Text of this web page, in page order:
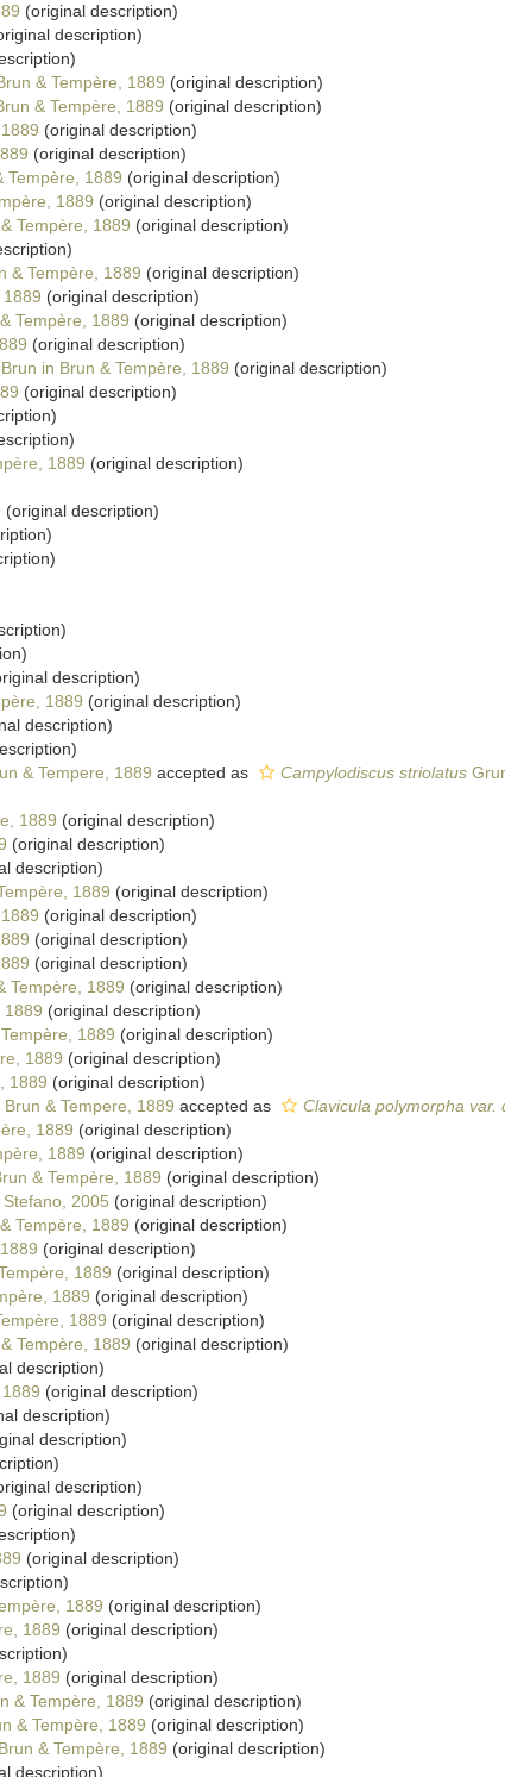
(original description)
description)
& Tempère, 1889 (original description)
& Tempère, 1889 (original description)
(original description)
(original description)
Tempère, 1889 (original description)
1889 (original description)
Tempère, 1889 (original description)
& Tempère, 1889 (original description)
(original description)
Tempère, 1889 (original description)
(original description)
in Brun & Tempère, 1889 (original description)
(original description)
1889 (original description)
(original description)
description)
1889 (original description)
description)
& Tempere, 1889 accepted as Campylodiscus striolatus
1889 (original description)
(original description)
description)
1889 (original description)
(original description)
(original description)
(original description)
Tempère, 1889 (original description)
1889 (original description)
1889 (original description)
1889 (original description)
1889 (original description)
& Tempere, 1889 accepted as Clavicula polymorpha var.
1889 (original description)
1889 (original description)
& Tempère, 1889 (original description)
2005 (original description)
Tempère, 1889 (original description)
(original description)
1889 (original description)
1889 (original description)
1889 (original description)
Tempère, 1889 (original description)
description)
(original description)
description)
description)
description)
(original description)
(original description)
1889 (original description)
1889 (original description)
1889 (original description)
& Tempère, 1889 (original description)
& Tempère, 1889 (original description)
& Tempère, 1889 (original description)
description)